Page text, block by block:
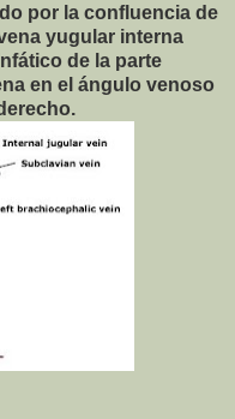
por la confluencia de
yugular interna
de la parte
en el ángulo venoso